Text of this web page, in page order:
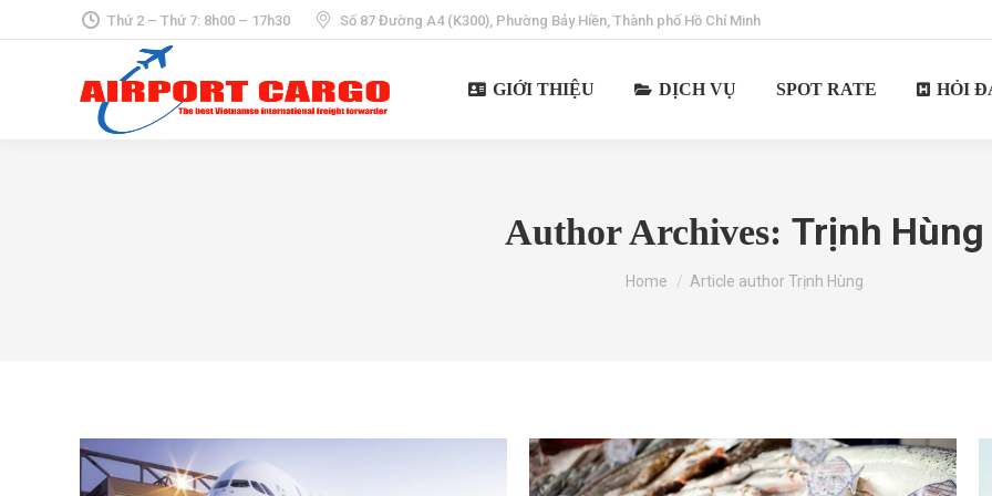
Thứ 2 – Thứ 7: 8h00 – 17h30 Số 87 Đường A4 (K300), Phường Bảy Hiền, Thành phố Hồ Chí Minh
GIỚI THIỆU DỊCH VỤ SPOT RATE HỎI
Author Archives: Trịnh Hùng
You are here:
Home Article author Trịnh Hùng